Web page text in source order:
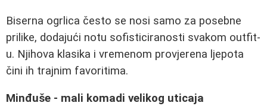
Biserna ogrlica često se nosi samo za posebne
prilike, dodajući notu sofisticiranosti svakom outfit-
u. Njihova klasika i vremenom provjerena ljepota
čini ih trajnim favoritima.
Minđuše - mali komadi velikog uticaja